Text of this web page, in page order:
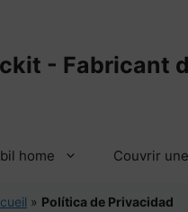
- Fabricant
home Couvrir
» Política de Privacidad